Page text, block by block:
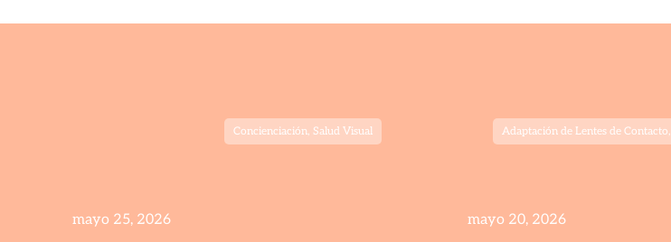
mayo 25, 2026
Concienciación, Salud Visual
mayo 20, 2026
Adaptación de Lentes de Contacto